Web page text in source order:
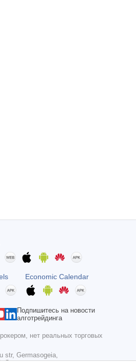
Economic Calendar
Подпишитесь на новости
алготрейдинга
нет реальных торговых
str, Germasogeia,